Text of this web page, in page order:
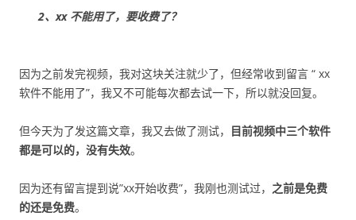
2、xx 不能用了，要收费了？
因为之前发完视频，我对这块关注就少了，但经常收到留言 “ xx
软件不能用了”，我又不可能每次都去试一下，所以就没回复。
但今天为了发这篇文章，我又去做了测试， 目前视频中三个软件
都是可以的，没有失效。
因为还有留言提到说”xx开始收费”，我刚也测试过， 之前是免费
的还是免费。